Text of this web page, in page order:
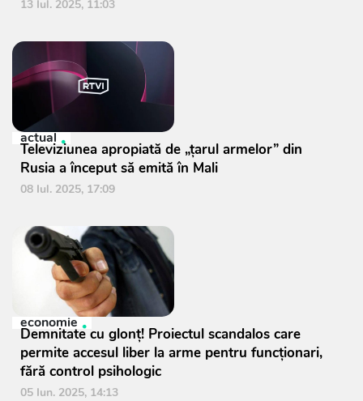
13 Iul. 2025, 11:03
actual
Televiziunea apropiată de „țarul armelor” din
Rusia a început să emită în Mali
08 Iul. 2025, 17:09
economie
Demnitate cu glonț! Proiectul scandalos care
permite accesul liber la arme pentru funcționari,
fără control psihologic
05 Iun. 2025, 14:13